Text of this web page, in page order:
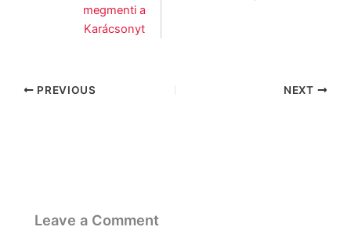
megmenti a
Karácsonyt
PREVIOUS NEXT
Leave a Comment